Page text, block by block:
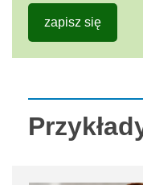
zapisz się